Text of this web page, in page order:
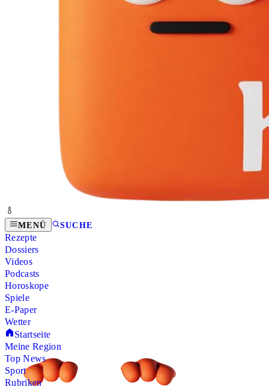
MENÜ SUCHE
Rezepte
Dossiers
Videos
Podcasts
Horoskope
Spiele
E-Paper
Wetter
Startseite
Meine Region
Top News
Sport
Rubriken